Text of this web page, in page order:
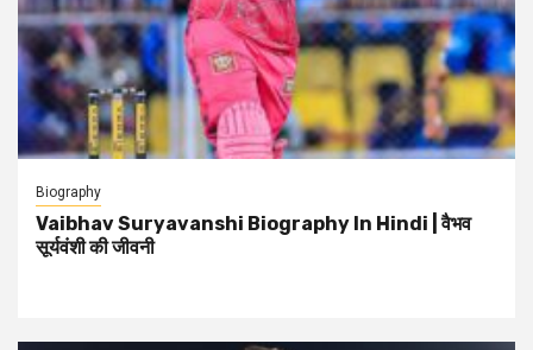
Biography
Vaibhav Suryavanshi Biography In Hindi | वैभव
सूर्यवंशी की जीवनी